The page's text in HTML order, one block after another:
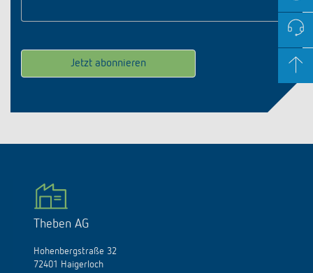
Theben AG
Hohenbergstraße 32
72401 Haigerloch